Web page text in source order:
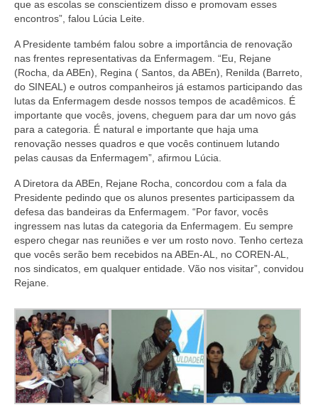
Decisões
Portarias
Resoluções
Desagravo Público
Processos Éticos
Censura Pública
Suspensão do Exercício Profissional
Para Você
Procedimento para registro
Clube de Vantagens
Reserva de auditório
Notícias
Ouvidoria
que as escolas se conscientizem disso e promovam esses
encontros”, falou Lúcia Leite.
A Presidente também falou sobre a importância de renovação
nas frentes representativas da Enfermagem. “Eu, Rejane
(Rocha, da ABEn), Regina ( Santos, da ABEn), Renilda (Barreto,
do SINEAL) e outros companheiros já estamos participando das
lutas da Enfermagem desde nossos tempos de acadêmicos. É
importante que vocês, jovens, cheguem para dar um novo gás
para a categoria. É natural e importante que haja uma
renovação nesses quadros e que vocês continuem lutando
pelas causas da Enfermagem”, afirmou Lúcia.
A Diretora da ABEn, Rejane Rocha, concordou com a fala da
Presidente pedindo que os alunos presentes participassem da
defesa das bandeiras da Enfermagem. “Por favor, vocês
ingressem nas lutas da categoria da Enfermagem. Eu sempre
espero chegar nas reuniões e ver um rosto novo. Tenho certeza
que vocês serão bem recebidos na ABEn-AL, no COREN-AL,
nos sindicatos, em qualquer entidade. Vão nos visitar”, convidou
Rejane.